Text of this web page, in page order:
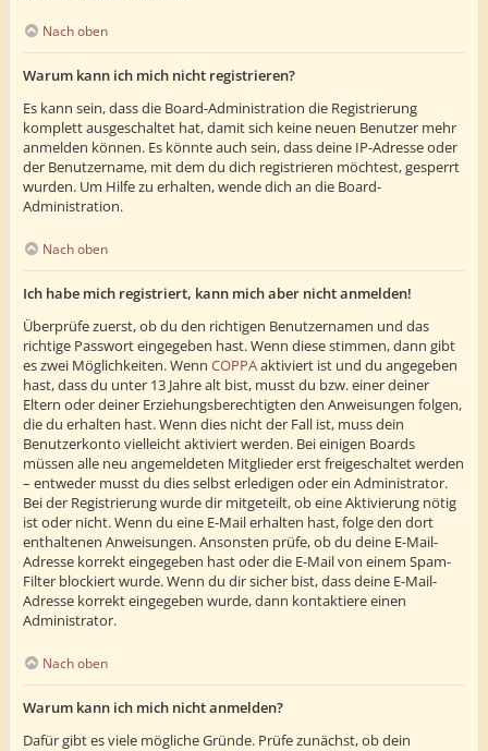
Nach oben
Warum kann ich mich nicht registrieren?
Es kann sein, dass die Board-Administration die Registrierung
komplett ausgeschaltet hat, damit sich keine neuen Benutzer mehr
anmelden können. Es könnte auch sein, dass deine IP-Adresse oder
der Benutzername, mit dem du dich registrieren möchtest, gesperrt
wurden. Um Hilfe zu erhalten, wende dich an die Board-
Administration.
Nach oben
Ich habe mich registriert, kann mich aber nicht anmelden!
Überprüfe zuerst, ob du den richtigen Benutzernamen und das
richtige Passwort eingegeben hast. Wenn diese stimmen, dann gibt
es zwei Möglichkeiten. Wenn COPPAaktiviert ist und du angegeben
hast, dass du unter 13 Jahre alt bist, musst du bzw. einer deiner
Eltern oder deiner Erziehungsberechtigten den Anweisungen folgen,
die du erhalten hast. Wenn dies nicht der Fall ist, muss dein
Benutzerkonto vielleicht aktiviert werden. Bei einigen Boards
müssen alle neu angemeldeten Mitglieder erst freigeschaltet werden
– entweder musst du dies selbst erledigen oder ein Administrator.
Bei der Registrierung wurde dir mitgeteilt, ob eine Aktivierung nötig
ist oder nicht. Wenn du eine E-Mail erhalten hast, folge den dort
enthaltenen Anweisungen. Ansonsten prüfe, ob du deine E-Mail-
Adresse korrekt eingegeben hast oder die E-Mail von einem Spam-
Filter blockiert wurde. Wenn du dir sicher bist, dass deine E-Mail-
Adresse korrekt eingegeben wurde, dann kontaktiere einen
Administrator.
Nach oben
Warum kann ich mich nicht anmelden?
Dafür gibt es viele mögliche Gründe. Prüfe zunächst, ob dein